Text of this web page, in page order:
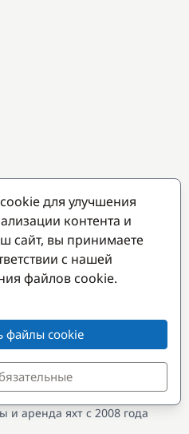
и аренда яхт с 2008 года
для улучшения
контента и
сайт, вы принимаете
с нашей
файлов cookie.
файлы cookie